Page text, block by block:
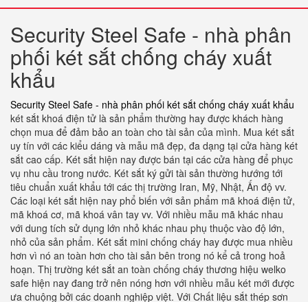
Security Steel Safe - nhà phân
phối két sắt chống cháy xuất
khẩu
Security Steel Safe - nhà phân phối két sắt chống cháy xuất khẩu
két sắt khoá điện tử là sản phẩm thường hay được khách hàng
chọn mua để đảm bảo an toàn cho tài sản của mình. Mua két sắt
uy tín với các kiểu dáng và mẫu mã đẹp, đa dạng tại cửa hàng két
sắt cao cấp. Két sắt hiện nay được bán tại các cửa hàng để phục
vụ nhu cầu trong nước. Két sắt ký gửi tài sản thường hướng tới
tiêu chuẩn xuất khẩu tới các thị trường Iran, Mỹ, Nhật, Ấn độ vv.
Các loại két sắt hiện nay phổ biến với sản phẩm mã khoá điện tử,
mã khoá cơ, mã khoá vân tay vv. Với nhiều mẫu mã khác nhau
với dung tích sử dụng lớn nhỏ khác nhau phụ thuộc vào độ lớn,
nhỏ của sản phẩm. Két sắt mini chống cháy hay được mua nhiều
hơn vì nó an toàn hơn cho tài sản bên trong nó kể cả trong hoả
hoạn. Thị trường két sắt an toàn chống cháy thương hiệu welko
safe hiện nay đang trở nên nóng hơn với nhiều mẫu két mới được
ưa chuộng bởi các doanh nghiệp việt. Với Chất liệu sắt thép sơn